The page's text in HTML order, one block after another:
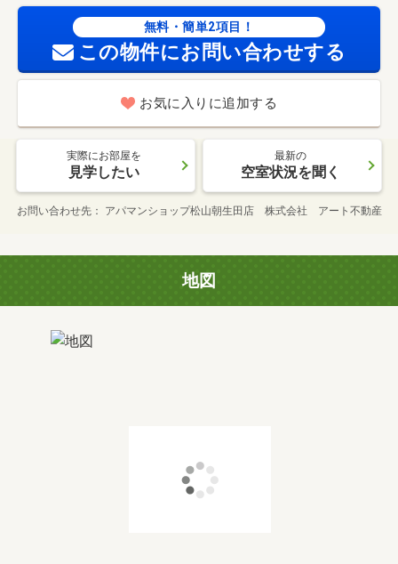
無料・簡単2項目！
この物件にお問い合わせする
お気に入りに追加する
実際にお部屋を
見学したい
最新の
空室状況を聞く
お問い合わせ先 アパマンショップ松山朝生田店 株式会社 アート不動産
地図